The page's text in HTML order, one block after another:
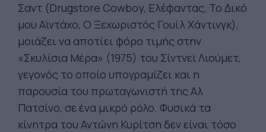
Σαντ (Drugstore Cowboy, Ελέφαντας, Το Δικό
μου Αϊντάχο, Ο Ξεχωριστός Γουίλ Χάντινγκ),
μοιάζει να αποτίει φόρο τιμής στην
«Σκυλίσια Μέρα» (1975) του Σίντνεϊ Λιούμετ,
γεγονός το οποίο υπογραμίζει και η
παρουσία του πρωταγωνιστή της Αλ
Πατσίνο, σε ένα μικρό ρόλο. Φυσικά τα
κίνητρα του Αντώνη Κυρίτση δεν είναι τόσο